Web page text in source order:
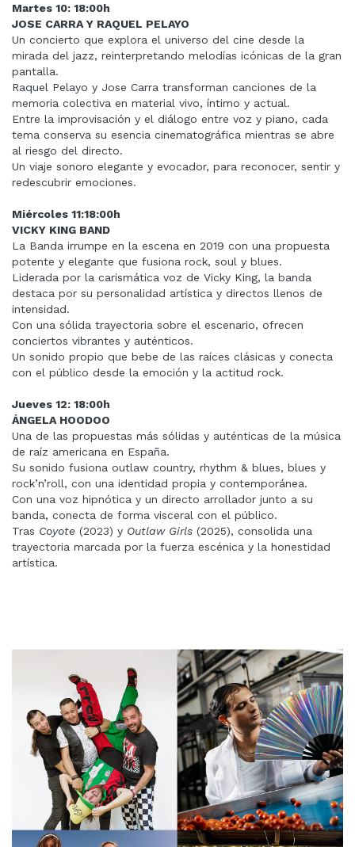
Martes 10: 18:00h
JOSE CARRA Y RAQUEL PELAYO
Un concierto que explora el universo del cine desde la
mirada del jazz, reinterpretando melodías icónicas de la gran
pantalla.
Raquel Pelayo y Jose Carra transforman canciones de la
memoria colectiva en material vivo, íntimo y actual.
Entre la improvisación y el diálogo entre voz y piano, cada
tema conserva su esencia cinematográfica mientras se abre
al riesgo del directo.
Un viaje sonoro elegante y evocador, para reconocer, sentir y
redescubrir emociones.
Miércoles 11:18:00h
VICKY KING BAND
La Banda irrumpe en la escena en 2019 con una propuesta
potente y elegante que fusiona rock, soul y blues.
Liderada por la carismática voz de Vicky King, la banda
destaca por su personalidad artística y directos llenos de
intensidad.
Con una sólida trayectoria sobre el escenario, ofrecen
conciertos vibrantes y auténticos.
Un sonido propio que bebe de las raíces clásicas y conecta
con el público desde la emoción y la actitud rock.
Jueves 12: 18:00h
ÁNGELA HOODOO
Una de las propuestas más sólidas y auténticas de la música
de raíz americana en España.
Su sonido fusiona outlaw country, rhythm & blues, blues y
rock’n’roll, con una identidad propia y contemporánea.
Con una voz hipnótica y un directo arrollador junto a su
banda, conecta de forma visceral con el público.
Tras Coyote (2023) y Outlaw Girls (2025), consolida una
trayectoria marcada por la fuerza escénica y la honestidad
artística.